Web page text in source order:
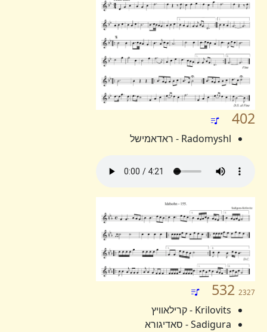
402
Radomyshl - ראדאמישל
532 2327
Krilovits - קרילאוויץ
Sadigura - סאדיגורא